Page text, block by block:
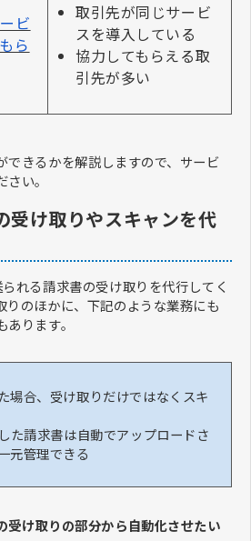
ビ
ら
取引先が同じサービ
スを導入している
協力してもらえる取
引先が多い
できるかを解説しますので、サービ
い。
受け取りやスキャンを代
れる請求書の受け取りを代行してく
りのほかに、下記のような業務にも
ります。
場合、受け取りだけではなくスキ
た請求書は自動でアップロードさ
元管理できる
受け取りの部分から自動化させたい